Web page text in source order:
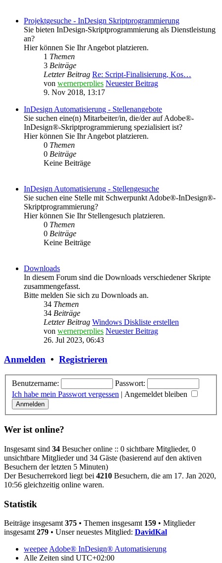
Projektgesuche - InDesign Skriptprogrammierung
Sie bieten InDesign-Skriptprogrammierung als Dienstleistung
an?
Hier können Sie Ihr Angebot platzieren.
1 Themen
3 Beiträge
Letzter Beitrag Re: Script-Finalisierung, Kos…
von wernerperplies Neuester Beitrag
9. Nov 2018, 13:17
InDesign Automatisierung - Stellenangebote
Sie suchen eine(n) Mitarbeiter/in, die/der auf Adobe®-
InDesign®-Skriptprogrammierung spezialisiert ist?
Hier können Sie Ihr Angebot platzieren.
0 Themen
0 Beiträge
Keine Beiträge
InDesign Automatisierung - Stellengesuche
Sie suchen eine Stelle mit Schwerpunkt Adobe®-InDesign®-
Skriptprogrammierung?
Hier können Sie Ihr Stellengesuch platzieren.
0 Themen
0 Beiträge
Keine Beiträge
Downloads
In diesem Forum sind die Downloads verschiedener Skripte
zusammengefasst.
Bitte melden Sie sich zu Downloads an.
34 Themen
34 Beiträge
Letzter Beitrag Windows Diskliste erstellen
von wernerperplies Neuester Beitrag
26. Jul 2023, 06:43
Anmelden • Registrieren
Benutzername:
Passwort:
Ich habe mein Passwort vergessen | Angemeldet bleiben
Wer ist online?
Insgesamt sind 34 Besucher online :: 0 sichtbare Mitglieder, 0
unsichtbare Mitglieder und 34 Gäste (basierend auf den aktiven
Besuchern der letzten 5 Minuten)
Der Besucherrekord liegt bei 4210 Besuchern, die am 17. Jan 2020,
10:56 gleichzeitig online waren.
Statistik
Beiträge insgesamt 375 • Themen insgesamt 159 • Mitglieder
insgesamt 279 • Unser neuestes Mitglied: DavidKal
weepee Adobe® InDesign® Automatisierung
Alle Zeiten sind UTC+02:00